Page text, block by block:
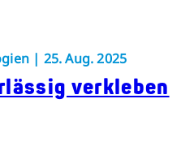
| 25. Aug. 2025
verkleben